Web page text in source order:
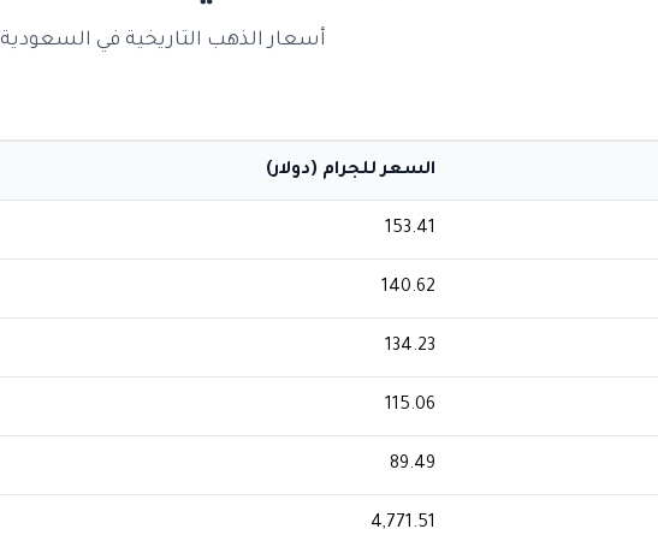
أسعار الذهب التاريخية في السعودية
السعر للجرام (دولار)
153.41
140.62
134.23
115.06
89.49
4,771.51